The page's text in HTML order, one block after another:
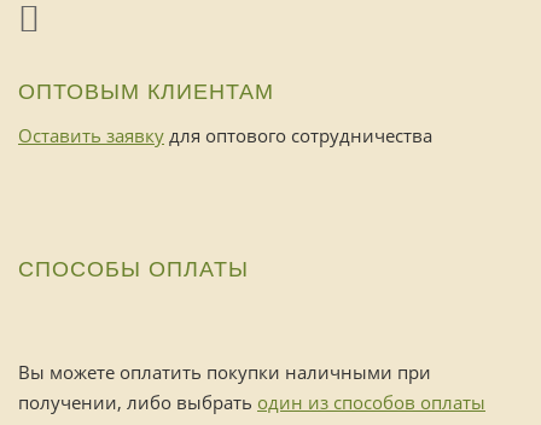
ОПТОВЫМ КЛИЕНТАМ
Оставить заявку для оптового сотрудничества
СПОСОБЫ ОПЛАТЫ
Вы можете оплатить покупки наличными при
получении, либо выбрать один из способов оплаты